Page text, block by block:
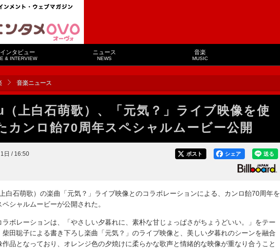
ンタビュー
& INTERVIEW
ニュース
NEWS
音楽
MUSIC
音楽ニュース
上白石萌歌）、「元気？」ライブ映像を使
カンロ飴70周年スペシャルムービー公開
日 / 16:50 送る
シェア
ポスト
白石萌歌）の楽曲「元気？」ライブ映像とのコラボレーションによる、カンロ飴70周年を
シャルムービーが公開された。
ボレーションは、「やさしい夕暮れに、素朴な甘じょっぱさがちょうどいい。」をテー
柴田聡子による書き下ろし楽曲「元気？」のライブ映像と、美しい夕暮れのシーンを融合
作品となっており、オレンジ色の夕焼けに柔らかな歌声と情緒的な映像が重なり合うこと